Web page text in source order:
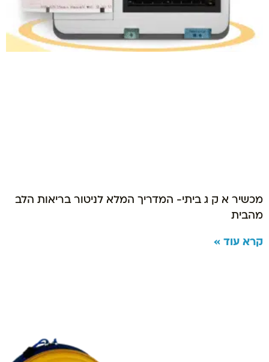
מכשיר א ק ג ביתי- המדריך המלא לניטור בריאות הלב
מהבית
קרא עוד »